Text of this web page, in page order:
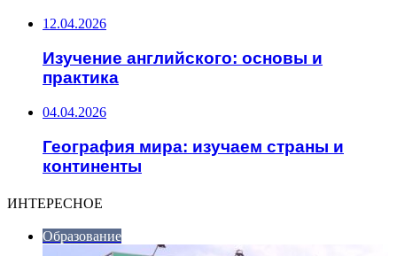
12.04.2026
Изучение английского: основы и
практика
04.04.2026
География мира: изучаем страны и
континенты
ИНТЕРЕСНОЕ
Образование